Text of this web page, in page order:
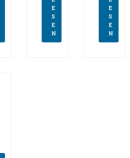
E
S
E
N
E
S
E
N